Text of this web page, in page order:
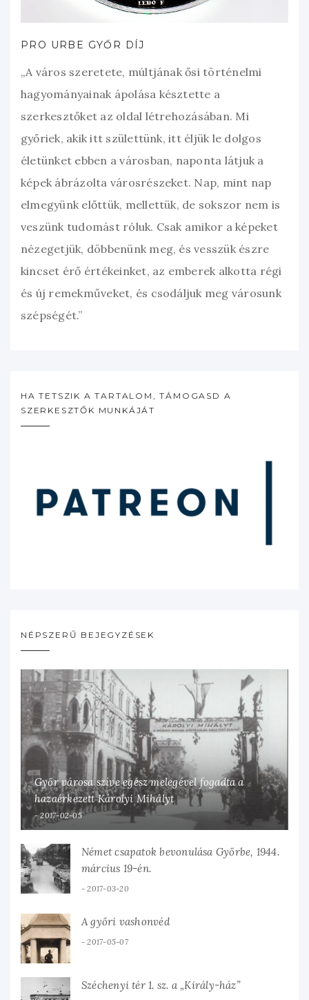
PRO URBE GYŐR DÍJ
„A város szeretete, múltjának ősi történelmi
hagyományainak ápolása késztette a
szerkesztőket az oldal létrehozásában. Mi
győriek, akik itt születtünk, itt éljük le dolgos
életünket ebben a városban, naponta látjuk a
képek ábrázolta városrészeket. Nap, mint nap
elmegyünk előttük, mellettük, de sokszor nem is
veszünk tudomást róluk. Csak amikor a képeket
nézegetjük, döbbenünk meg, és vesszük észre
kincset érő értékeinket, az emberek alkotta régi
és új remekműveket, és csodáljuk meg városunk
szépségét.”
HA TETSZIK A TARTALOM, TÁMOGASD A
SZERKESZTŐK MUNKÁJÁT
NÉPSZERŰ BEJEGYZÉSEK
Győr városa szíve egész melegével fogadta a
hazaérkezett Károlyi Mihályt
2017-02-05
Német csapatok bevonulása Győrbe, 1944.
március 19-én.
2017-03-20
A győri vashonvéd
2017-05-07
Széchenyi tér 1. sz. a „Király-ház”